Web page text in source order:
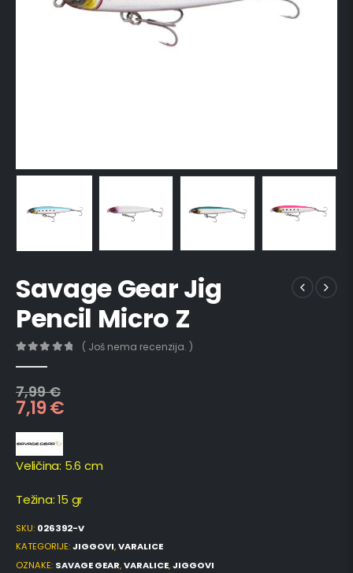
Savage Gear Jig
Pencil Micro Z
( Još nema recenzija. )
7,99€
7,19€
Veličina: 5.6 cm
Težina: 15 gr
SKU: 026392-V
KATEGORIJE:JIGGOVI,VARALICE
OZNAKE: SAVAGE GEAR,VARALICE,JIGGOVI